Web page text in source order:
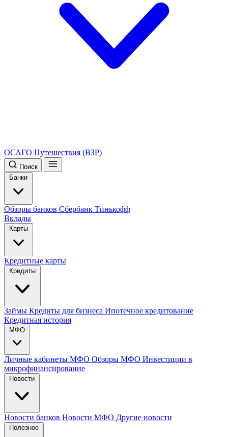
ОСАГО Путешествия (ВЗР)
Поиск
Банки
Обзоры банков Сбербанк Тинькофф
Вклады
Карты
Кредитные карты
Кредиты
Займы Кредиты для бизнеса Ипотечное кредитование
Кредитная история
МФО
Личные кабинеты МФО Обзоры МФО Инвестиции в
микрофинансирование
Новости
Новости банков Новости МФО Другие новости
Полезное